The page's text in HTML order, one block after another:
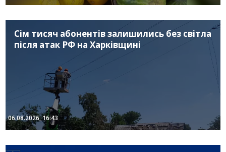
Сім тисяч абонентів залишились без світла
після атак РФ на Харківщині
06.08.2026, 16:43